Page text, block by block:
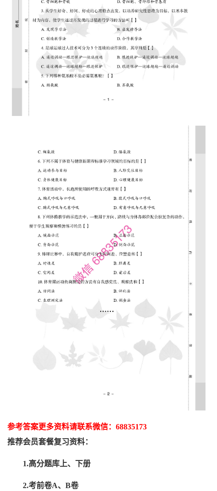
参考答案更多资料请联系微信： 68835173
推荐会员套餐复习资料：
1.高分题库上、下册
2.考前卷A、B卷